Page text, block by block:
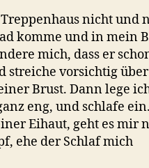
nicht und
komme und in mein
mich, dass er
streiche vorsichtig
Brust. Dann lege
eng, und schlafe ein.
Eihaut, geht es mir
ehe der Schlaf mich